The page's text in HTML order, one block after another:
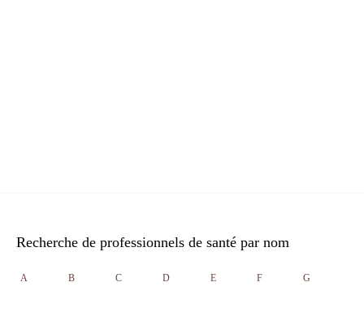
Recherche de professionnels de santé par nom
A B C D E F G